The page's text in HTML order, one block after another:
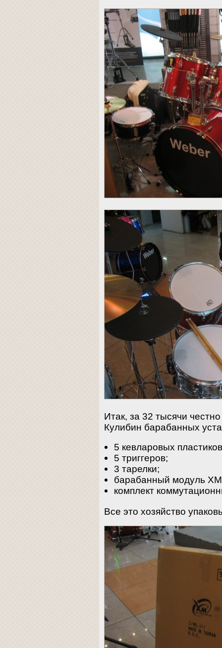
Итак, за 32 тысячи
Кулибин барабанных
5 кевларовых
5 триггеров;
3 тарелки;
барабанный модуль
комплект
Все это хозяйство